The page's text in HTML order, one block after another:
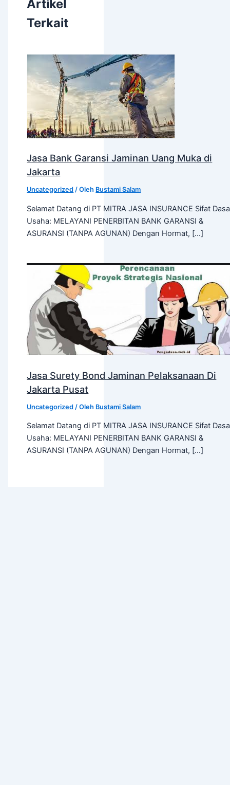
Artikel
Terkait
Jasa Bank Garansi Jaminan Uang Muka di
Jakarta
Uncategorized / Oleh Bustami Salam
Selamat Datang di PT MITRA JASA INSURANCE Sifat
Usaha: MELAYANI PENERBITAN BANK GARANSI &
ASURANSI (TANPA AGUNAN) Dengan Hormat, […]
Jasa Surety Bond Jaminan Pelaksanaan Di
Jakarta Pusat
Uncategorized / Oleh Bustami Salam
Selamat Datang di PT MITRA JASA INSURANCE Sifat
Usaha: MELAYANI PENERBITAN BANK GARANSI &
ASURANSI (TANPA AGUNAN) Dengan Hormat, […]